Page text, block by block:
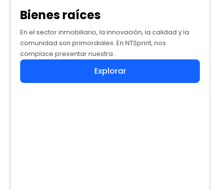
Bienes raíces
En el sector inmobiliario, la innovación, la calidad y la
comunidad son primordiales. En NTSprint, nos
complace presentar nuestra..
Explorar